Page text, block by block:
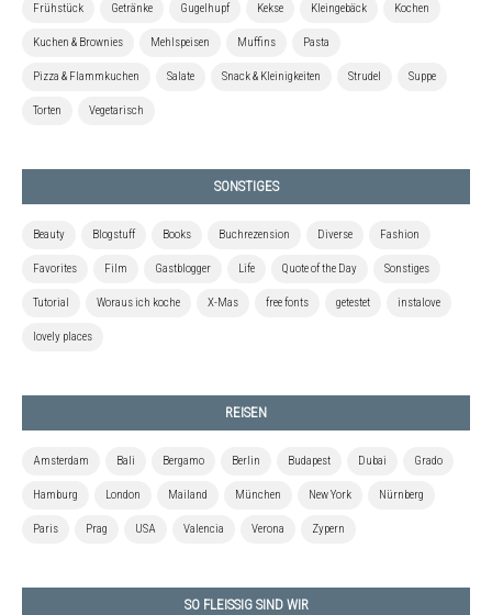
Frühstück Getränke Gugelhupf Kekse Kleingebäck Kochen
Kuchen & Brownies Mehlspeisen Muffins Pasta
Pizza & Flammkuchen Salate Snack & Kleinigkeiten Strudel Suppe
Torten Vegetarisch
SONSTIGES
Beauty Blogstuff Books Buchrezension Diverse Fashion
Favorites Film Gastblogger Life Quote of the Day Sonstiges
Tutorial Woraus ich koche X-Mas free fonts getestet instalove
lovely places
REISEN
Amsterdam Bali Bergamo Berlin Budapest Dubai Grado
Hamburg London Mailand München New York Nürnberg
Paris Prag USA Valencia Verona Zypern
SO FLEISSIG SIND WIR